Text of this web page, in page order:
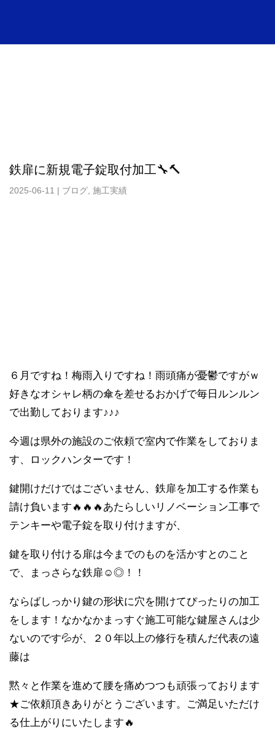
鉄扉に新規電子錠取付加工🔧🔨
2025-06-11 | ブログ 施工実績
６月ですね！梅雨入りですね！雨頭痛が憂鬱ですがｗ
好きなオシャレ柄の傘を差せるおかげで毎日ルンルン
で出勤しております♪♪♪
今週は県外の施設のご依頼で室内で作業をしておりま
す、ロックハンターです！
鍵開けだけではございません、鉄扉を加工する作業も
請け負います🔥🔥🔥あたらしいリノベーション工事で
テンキーや電子錠を取り付けますが、
鍵を取り付ける扉は今までのものを活かすとのこと
で、まっさらな鉄扉☺◎！！
ならばしっかり鍵の形状に穴を開けてぴったりの加工
をします！なかなかまっすぐ施工可能な鍵屋さんは少
ないのです💦が、２０年以上の修行を積んだ代表の遠
藤は
黙々と作業を進めて腰を痛めつつも頑張っております
★ご依頼頂きありがとうございます。ご満足いただけ
る仕上がりにいたします🔥